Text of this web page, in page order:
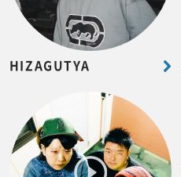
HIZAGUTYA